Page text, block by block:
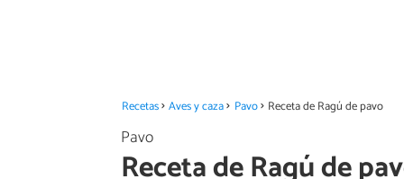
Recetas Aves y caza Pavo Receta de Ragú de pavo
Pavo
Receta de Ragú de